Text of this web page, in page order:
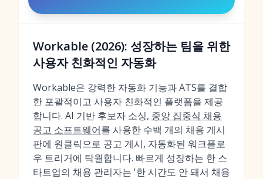
Workable (2026): 성장하는 팀을 위한
사용자 친화적인 자동화
Workable은 강력한 자동화 기능과 ATS를 결합
한 포괄적이고 사용자 친화적인 플랫폼을 제공
합니다. AI 기반 후보자 소싱, 중앙 집중식 채용
공고 소프트웨어를 사용한 수백 개의 채용 게시
판에 원클릭으로 공고 게시, 자동화된 워크플로
우 트리거에 탁월합니다. 빠르게 성장하는 한 스
타트업의 채용 관리자는 '한 시간도 안 돼서 채용